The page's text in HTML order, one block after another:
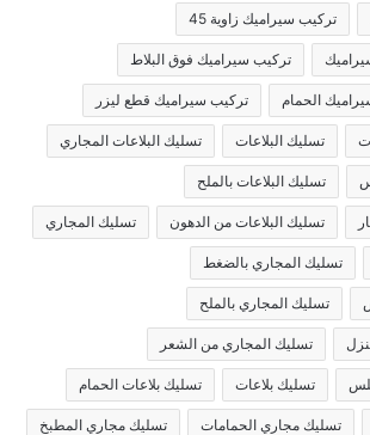
تركيب سيراميك زاوية 45
تركيب سيراميك فوق البلاط
الحمام تركيب سيراميك قطع ليزر
تسليك البلاعات تسليك البلاعات المجاري
تسليك البلاعات بالملح
تسليك البلاعات من الدهون تسليك المجاري
تسليك المجاري بالضغط
تسليك المجاري بالملح
تسليك المجاري من الشعر
تسليك بلاعات تسليك بلاعات الحمام
تسليك مجاري الحمامات تسليك مجاري المطبخ